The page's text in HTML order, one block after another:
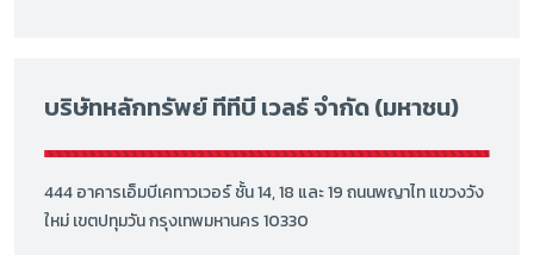
บริษัทหลักทรัพย์ ทีทีบี เวลธ์ จำกัด (มหาชน)
444 อาคารเอ็มบีเคทาวเวอร์ ชั้น 14, 18 และ 19 ถนนพญาไท แขวงวัง
ใหม่ เขตปทุมวัน กรุงเทพมหานคร 10330